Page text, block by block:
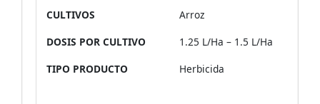
CULTIVOS
Arroz
DOSIS POR CULTIVO
1.25 L/Ha – 1.5 L/Ha
TIPO PRODUCTO
Herbicida